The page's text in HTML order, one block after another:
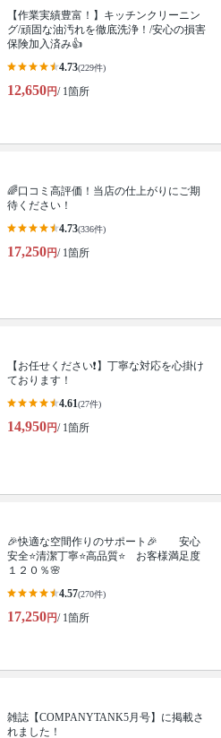
【作業実績豊富！】キッチンクリーニン
グ/頑固な油汚れを徹底洗浄！/安心の損害
保険加入済み👍
4.73(229件)
12,650円/ 1箇所
🌈口コミ高評価！当店の仕上がりにご期
待ください！
4.73(336件)
17,250円/ 1箇所
【お任せください❗️】丁寧な対応を心掛け
ております！
4.61(27件)
14,950円/ 1箇所
🎉快適な空間作りのサポート🎉 安心
安全⭐清潔丁寧⭐高品質⭐ お客様満足度
１２０％🌸
4.57(270件)
17,250円/ 1箇所
雑誌【COMPANYTANK5月号】に掲載さ
れました！